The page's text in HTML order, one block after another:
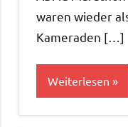
waren wieder
Kameraden […]
Weiterlesen